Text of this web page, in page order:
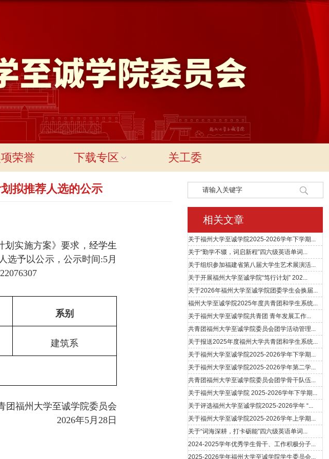
荣誉 下载专区 关工委
拟推荐人选的公示
划实施方案》要求， 经学生
选予以公示，公示时间:5月
系别
建筑系
团福州大学至诚学院委员会
2026年5月28日
相关文章